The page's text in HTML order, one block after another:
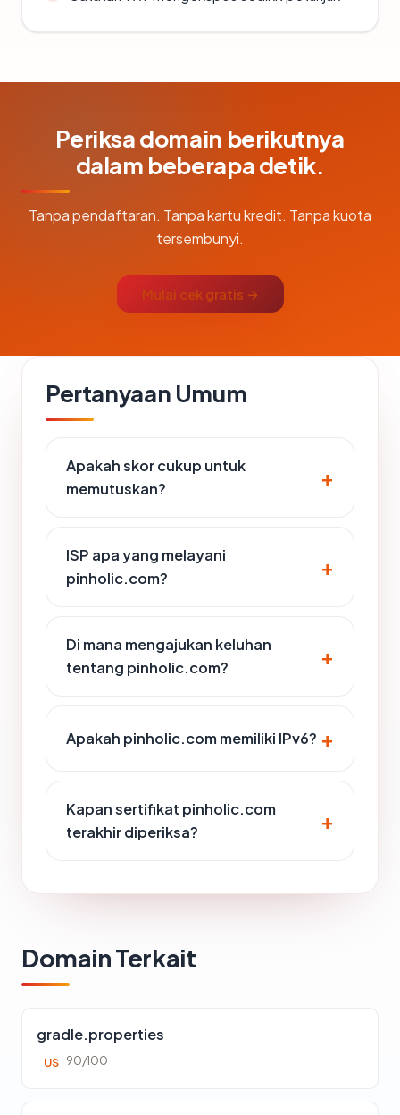
Periksa domain berikutnya
dalam beberapa detik.
Tanpa pendaftaran. Tanpa kartu kredit. Tanpa kuota
tersembunyi.
Mulai cek gratis →
Pertanyaan Umum
Apakah skor cukup untuk
memutuskan?
ISP apa yang melayani
pinholic.com?
Di mana mengajukan keluhan
tentang pinholic.com?
Apakah pinholic.com memiliki IPv6?
Kapan sertifikat pinholic.com
terakhir diperiksa?
Domain Terkait
gradle.properties
US 90/100